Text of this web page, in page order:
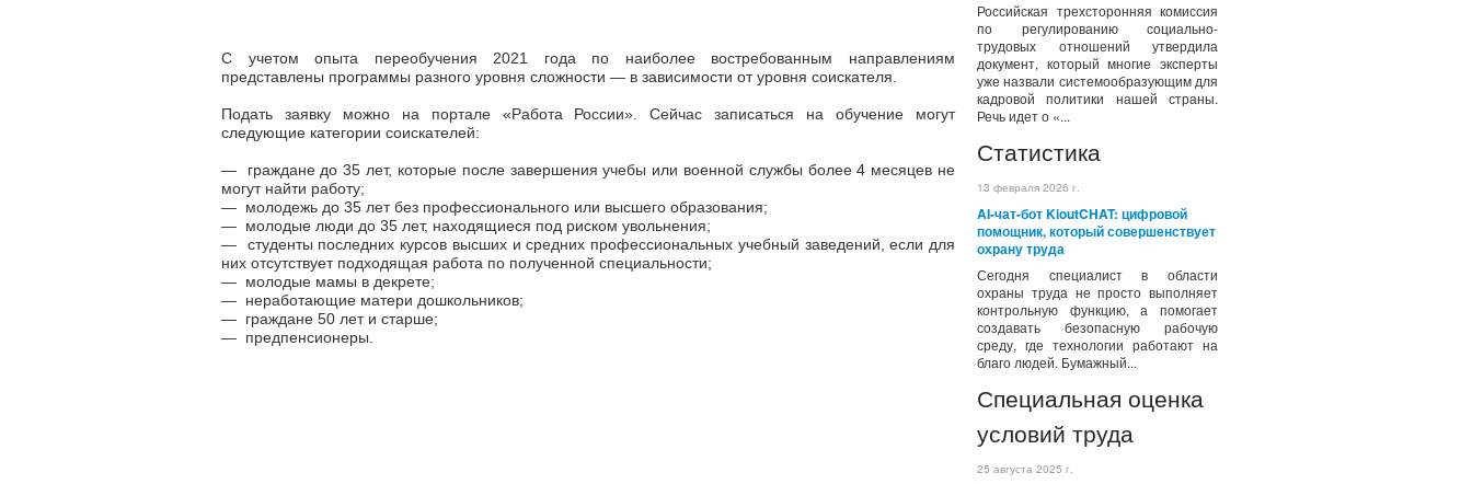
Российская трехсторонняя комиссия
по регулированию социально-
трудовых отношений утвердила
документ, который многие эксперты
уже назвали системообразующим для
кадровой политики нашей страны.
Речь идет о «...
Статистика
13 февраля 2026 г.
AI-чат-бот KioutCHAT: цифровой
помощник, который совершенствует
охрану труда
Сегодня специалист в области
охраны труда не просто выполняет
контрольную функцию, а помогает
создавать безопасную рабочую
среду, где технологии работают на
благо людей. Бумажный...
Специальная оценка
условий труда
25 августа 2025 г.
С учетом опыта переобучения 2021 года по наиболее востребованным направлениям
представлены программы разного уровня сложности — в зависимости от уровня соискателя.
Подать заявку можно на портале «Работа России». Сейчас записаться на обучение могут
следующие категории соискателей:
— граждане до 35 лет, которые после завершения учебы или военной службы более 4 месяцев не
могут найти работу;
— молодежь до 35 лет без профессионального или высшего образования;
— молодые люди до 35 лет, находящиеся под риском увольнения;
— студенты последних курсов высших и средних профессиональных учебный заведений, если для
них отсутствует подходящая работа по полученной специальности;
— молодые мамы в декрете;
— неработающие матери дошкольников;
— граждане 50 лет и старше;
— предпенсионеры.